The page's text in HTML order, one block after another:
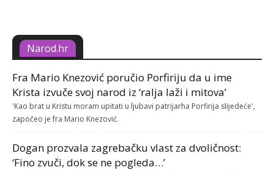
Narod.hr
Fra Mario Knezović poručio Porfiriju da u ime
Krista izvuče svoj narod iz ‘ralja laži i mitova’
'Kao brat u Kristu moram upitati u ljubavi patrijarha Porfirija slijedeće',
započeo je fra Mario Knezović.
Dogan prozvala zagrebačku vlast za dvoličnost:
‘Fino zvuči, dok se ne pogleda…’